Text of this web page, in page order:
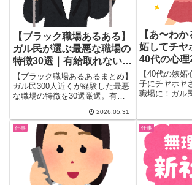
【ブラック職場あるある】
ガル民が選ぶ最悪な職場の
特徴30選｜有給取れない・
残業代未払い・お局問題の
本音
【ブラック職場あるあるまとめ】
ガル民300人近くが経験した最悪
な職場の特徴を30選厳選。有給
も電話・お局&ワンマン社長問
題…「これはブラックだった」と
気づいた瞬間のエピソードから転
職を決意した体験談まで、働く女
性のリアルな声をまとめました。
2026.05.31
【あ〜わ
妬してチヤ
40代の心理
の本音と
【40代の嫉
子にチヤホヤ
職場に！ガル
い40代との
選。精神的に
が強い…鋭い
ず頷く。
仕事 仕事